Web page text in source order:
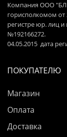
Компания ООО
горисполкомом от
регистре юр. лиц
№192166272.
04.05.2015 дата
ПОКУПАТЕЛЮ
Магазин
Оплата
Доставка